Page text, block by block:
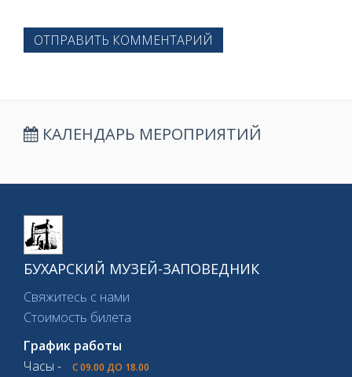
ОТПРАВИТЬ КОММЕНТАРИЙ
КАЛЕНДАРЬ МЕРОПРИЯТИЙ
БУХАРСКИЙ МУЗЕЙ-ЗАПОВЕДНИК
Свяжитесь с нами
Стоимость билета
График работы
Часы -
С 09.00 ДО 18.00